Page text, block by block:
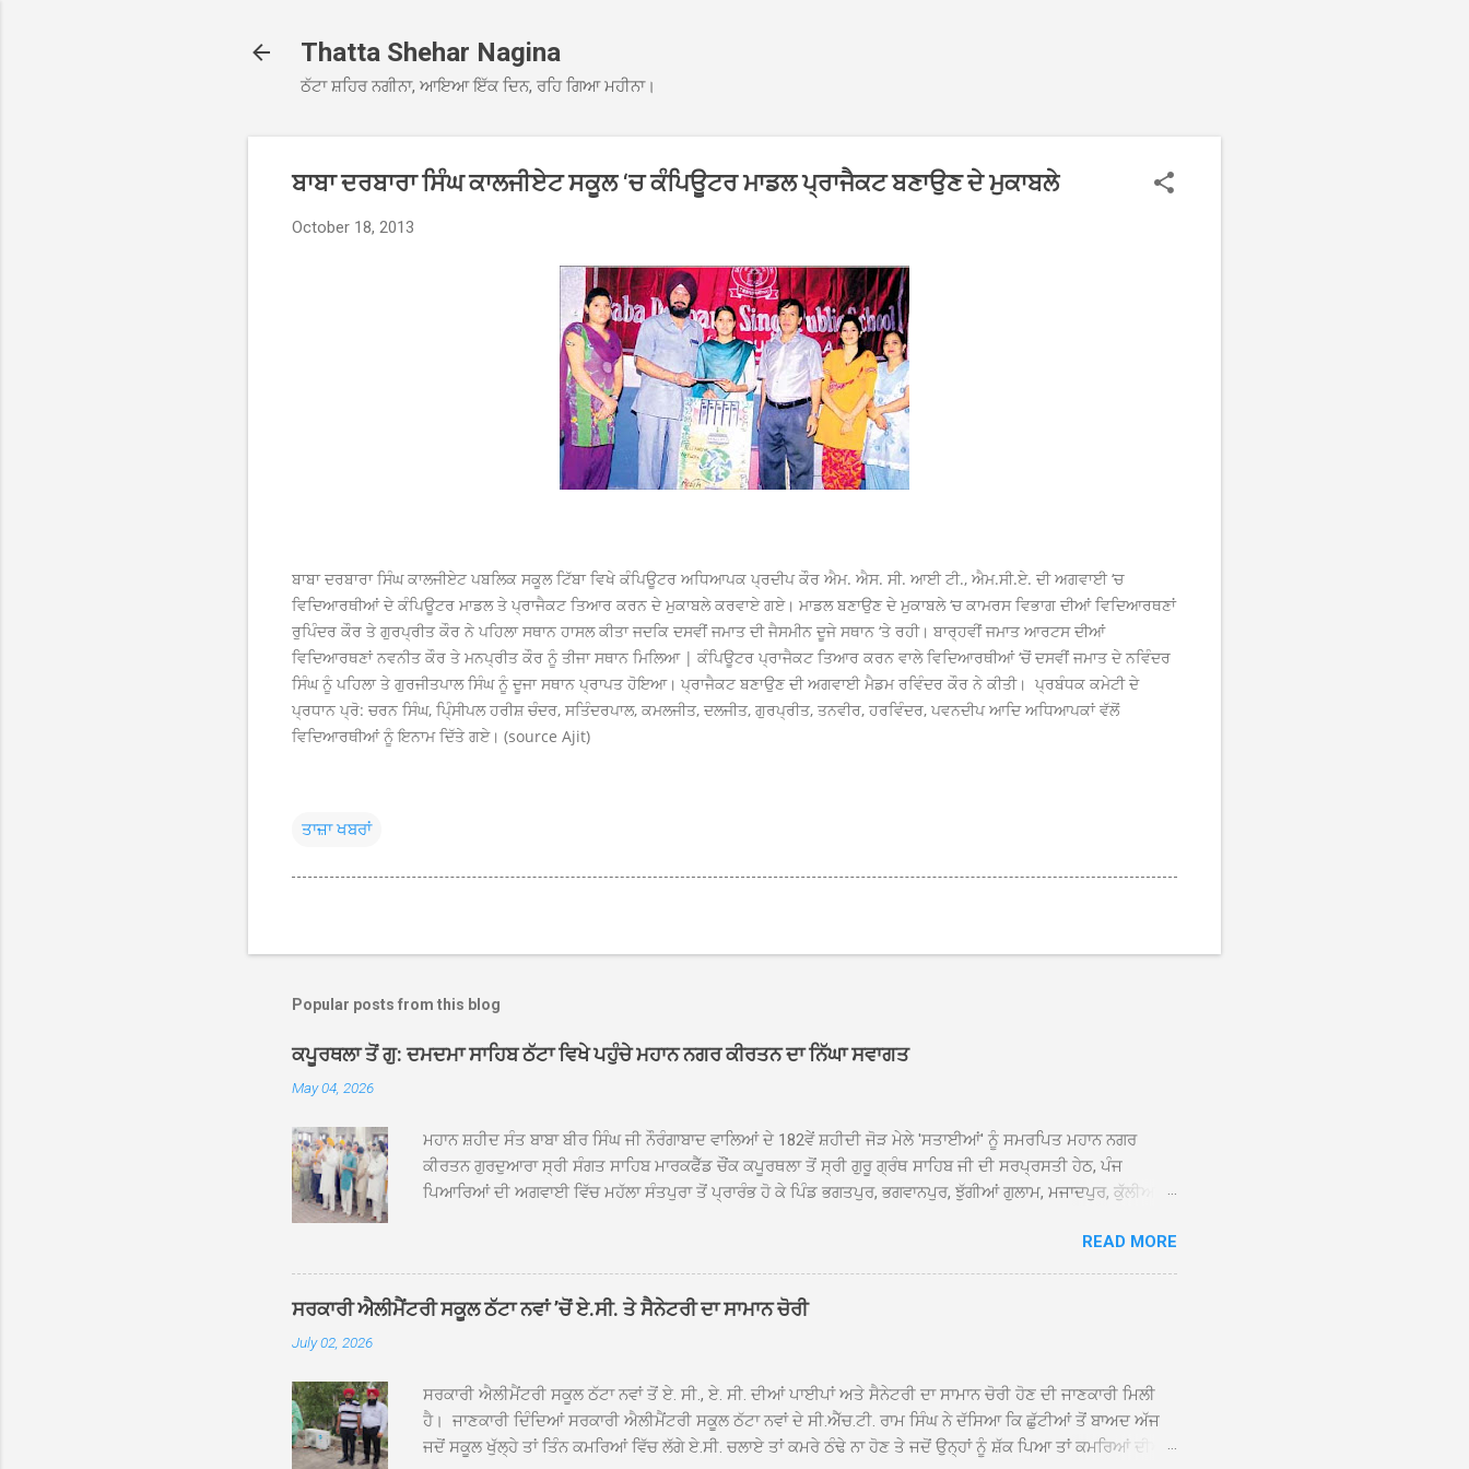
Thatta Shehar Nagina
ਠੱਟਾ ਸ਼ਹਿਰ ਨਗੀਨਾ, ਆਇਆ ਇੱਕ ਦਿਨ, ਰਹਿ ਗਿਆ ਮਹੀਨਾ।
ਬਾਬਾ ਦਰਬਾਰਾ ਸਿੰਘ ਕਾਲਜੀਏਟ ਸਕੂਲ ‘ਚ ਕੰਪਿਊਟਰ ਮਾਡਲ ਪ੍ਰਾਜੈਕਟ ਬਣਾਉਣ ਦੇ ਮੁਕਾਬਲੇ
October 18, 2013
ਬਾਬਾ ਦਰਬਾਰਾ ਸਿੰਘ ਕਾਲਜੀਏਟ ਪਬਲਿਕ ਸਕੂਲ ਟਿੱਬਾ ਵਿਖੇ ਕੰਪਿਊਟਰ ਅਧਿਆਪਕ ਪ੍ਰਦੀਪ ਕੌਰ ਐਮ. ਐਸ. ਸੀ. ਆਈ ਟੀ., ਐਮ.ਸੀ.ਏ. ਦੀ ਅਗਵਾਈ ‘ਚ
ਵਿਦਿਆਰਥੀਆਂ ਦੇ ਕੰਪਿਊਟਰ ਮਾਡਲ ਤੇ ਪ੍ਰਾਜੈਕਟ ਤਿਆਰ ਕਰਨ ਦੇ ਮੁਕਾਬਲੇ ਕਰਵਾਏ ਗਏ। ਮਾਡਲ ਬਣਾਉਣ ਦੇ ਮੁਕਾਬਲੇ ‘ਚ ਕਾਮਰਸ ਵਿਭਾਗ ਦੀਆਂ ਵਿਦਿਆਰਥਣਾਂ
ਰੁਪਿੰਦਰ ਕੌਰ ਤੇ ਗੁਰਪ੍ਰੀਤ ਕੌਰ ਨੇ ਪਹਿਲਾ ਸਥਾਨ ਹਾਸਲ ਕੀਤਾ ਜਦਕਿ ਦਸਵੀਂ ਜਮਾਤ ਦੀ ਜੈਸਮੀਨ ਦੂਜੇ ਸਥਾਨ ‘ਤੇ ਰਹੀ। ਬਾਰ੍ਹਵੀਂ ਜਮਾਤ ਆਰਟਸ ਦੀਆਂ
ਵਿਦਿਆਰਥਣਾਂ ਨਵਨੀਤ ਕੌਰ ਤੇ ਮਨਪ੍ਰੀਤ ਕੌਰ ਨੂੰ ਤੀਜਾ ਸਥਾਨ ਮਿਲਿਆ | ਕੰਪਿਊਟਰ ਪ੍ਰਾਜੈਕਟ ਤਿਆਰ ਕਰਨ ਵਾਲੇ ਵਿਦਿਆਰਥੀਆਂ ‘ਚੋਂ ਦਸਵੀਂ ਜਮਾਤ ਦੇ ਨਵਿੰਦਰ
ਸਿੰਘ ਨੂੰ ਪਹਿਲਾ ਤੇ ਗੁਰਜੀਤਪਾਲ ਸਿੰਘ ਨੂੰ ਦੂਜਾ ਸਥਾਨ ਪ੍ਰਾਪਤ ਹੋਇਆ। ਪ੍ਰਾਜੈਕਟ ਬਣਾਉਣ ਦੀ ਅਗਵਾਈ ਮੈਡਮ ਰਵਿੰਦਰ ਕੌਰ ਨੇ ਕੀਤੀ। ਪ੍ਰਬੰਧਕ ਕਮੇਟੀ ਦੇ
ਪ੍ਰਧਾਨ ਪ੍ਰੋ: ਚਰਨ ਸਿੰਘ, ਪਿ੍ੰਸੀਪਲ ਹਰੀਸ਼ ਚੰਦਰ, ਸਤਿੰਦਰਪਾਲ, ਕਮਲਜੀਤ, ਦਲਜੀਤ, ਗੁਰਪ੍ਰੀਤ, ਤਨਵੀਰ, ਹਰਵਿੰਦਰ, ਪਵਨਦੀਪ ਆਦਿ ਅਧਿਆਪਕਾਂ ਵੱਲੋਂ
ਵਿਦਿਆਰਥੀਆਂ ਨੂੰ ਇਨਾਮ ਦਿੱਤੇ ਗਏ। (source Ajit)
ਤਾਜ਼ਾ ਖਬਰਾਂ
Popular posts from this blog
ਕਪੂਰਥਲਾ ਤੋਂ ਗੁ: ਦਮਦਮਾ ਸਾਹਿਬ ਠੱਟਾ ਵਿਖੇ ਪਹੁੰਚੇ ਮਹਾਨ ਨਗਰ ਕੀਰਤਨ ਦਾ ਨਿੱਘਾ ਸਵਾਗਤ
May 04, 2026
ਮਹਾਨ ਸ਼ਹੀਦ ਸੰਤ ਬਾਬਾ ਬੀਰ ਸਿੰਘ ਜੀ ਨੌਰੰਗਾਬਾਦ ਵਾਲਿਆਂ ਦੇ 182ਵੇਂ ਸ਼ਹੀਦੀ ਜੋੜ ਮੇਲੇ 'ਸਤਾਈਆਂ' ਨੂੰ ਸਮਰਪਿਤ ਮਹਾਨ ਨਗਰ
ਕੀਰਤਨ ਗੁਰਦੁਆਰਾ ਸ੍ਰੀ ਸੰਗਤ ਸਾਹਿਬ ਮਾਰਕਫੈੱਡ ਚੌਂਕ ਕਪੂਰਥਲਾ ਤੋਂ ਸ੍ਰੀ ਗੁਰੂ ਗ੍ਰੰਥ ਸਾਹਿਬ ਜੀ ਦੀ ਸਰਪ੍ਰਸਤੀ ਹੇਠ, ਪੰਜ
ਪਿਆਰਿਆਂ ਦੀ ਅਗਵਾਈ ਵਿੱਚ ਮਹੱਲਾ ਸੰਤਪੁਰਾ ਤੋਂ ਪ੍ਰਾਰੰਭ ਹੋ ਕੇ ਪਿੰਡ ਭਗਤਪੁਰ, ਭਗਵਾਨਪੁਰ, ਝੁੱਗੀਆਂ ਗੁਲਾਮ, ਮਜਾਦਪੁਰ, ਕੁੱਲੀਆਂ,
ਦਮਦਮਾ ਸਾਹਿਬ ਠੱਟਾ ਵਿਖੇ ਪਹੁੰਚਿਆ। ਨਗਰ ਕੀਰਤਨ ਦੇ ਗੁਰਦੁਆਰਾ ਸ੍ਰੀ ਦਮਦਮਾ ਸਾਹਿਬ ਠੱਟਾ ਵਿਖੇ ਪਹੁੰਚਣ ’ਤੇ ਮੁੱਖ ਸੇਵਾਦਾਰ
ਸੰਤ ਬਾਬਾ ਹਰਜੀਤ ਸਿੰਘ ਤੇ ਇਲਾਕੇ ਦੀਆਂ ਸੰਗਤਾਂ ਵੱਲੋਂ ਜੈਕਾਰਿਆਂ ਦੀ ਗੂੰਜ ਵਿਚ ਨਿੱਘਾ ਸਵਾਗਤ ਕੀਤਾ ਗਿਆ। ਗੁਰਦੁਆਰਾ ਸ੍ਰੀ
ਦਮਦਮਾ ਸਾਹਿਬ ਠੱਟਾ ਵਿਖੇ ਨਗਰ ਕੀਰਤਨ ਦੇ ਸਮਾਪਤੀ ਦੀ ਅਰਦਾਸ ਹੋਈ। ਇਸ ਮੌਕੇ ਪੰਜ ਪਿਆਰੇ ਸਾਹਿਬਾਨ ਤੇ ਨਗਰ ਕੀਰਤਨ ਦੇ
ਪ੍ਰਬੰਧਕਾਂ ਦਾ ਗੁਰਦੁਆਰਾ ਦਮਦਮਾ ਸਾਹਿਬ ਠੱਟਾ ਦੇ ਮੁੱਖ ਸੇਵਾਦਾਰ ਸੰਤ ਬਾਬਾ ਹਰਜੀਤ ਸਿੰਘ ਵੱਲੋਂ ਸਿਰੋਪਾਓ ਦੇ ਕੇ ਵਿਸ਼ੇਸ਼ ਤੌਰ ’ਤੇ
READ MORE
ਸਰਕਾਰੀ ਐਲੀਮੈਂਟਰੀ ਸਕੂਲ ਠੱਟਾ ਨਵਾਂ ’ਚੋਂ ਏ.ਸੀ. ਤੇ ਸੈਨੇਟਰੀ ਦਾ ਸਾਮਾਨ ਚੋਰੀ
July 02, 2026
ਸਰਕਾਰੀ ਐਲੀਮੈਂਟਰੀ ਸਕੂਲ ਠੱਟਾ ਨਵਾਂ ਤੋਂ ਏ. ਸੀ., ਏ. ਸੀ. ਦੀਆਂ ਪਾਈਪਾਂ ਅਤੇ ਸੈਨੇਟਰੀ ਦਾ ਸਾਮਾਨ ਚੋਰੀ ਹੋਣ ਦੀ ਜਾਣਕਾਰੀ ਮਿਲੀ
ਹੈ। ਜਾਣਕਾਰੀ ਦਿੰਦਿਆਂ ਸਰਕਾਰੀ ਐਲੀਮੈਂਟਰੀ ਸਕੂਲ ਠੱਟਾ ਨਵਾਂ ਦੇ ਸੀ.ਐੱਚ.ਟੀ. ਰਾਮ ਸਿੰਘ ਨੇ ਦੱਸਿਆ ਕਿ ਛੁੱਟੀਆਂ ਤੋਂ ਬਾਅਦ ਅੱਜ
ਜਦੋਂ ਸਕੂਲ ਖੁੱਲ੍ਹੇ ਤਾਂ ਤਿੰਨ ਕਮਰਿਆਂ ਵਿੱਚ ਲੱਗੇ ਏ.ਸੀ. ਚਲਾਏ ਤਾਂ ਕਮਰੇ ਠੰਢੇ ਨਾ ਹੋਣ ਤੇ ਜਦੋਂ ਉਨ੍ਹਾਂ ਨੂੰ ਸ਼ੱਕ ਪਿਆ ਤਾਂ ਕਮਰਿਆਂ ਦੀਆਂ